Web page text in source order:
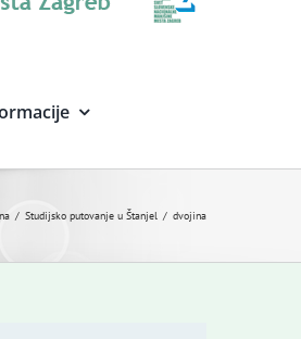
Studijsko putovanje u Štanjel dvojina